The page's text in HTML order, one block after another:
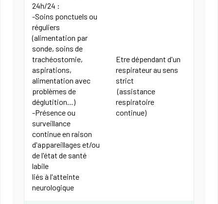
24h/24 :
-Soins ponctuels ou
réguliers
(alimentation par
sonde, soins de
trachéostomie,
aspirations,
alimentation avec
problèmes de
déglutition…)
-Présence ou
surveillance
continue en raison
d'appareillages et/ou
de l'état de santé
labile
liés à l'atteinte
neurologique
Etre dépendant d'un
respirateur au sens
strict
(assistance
respiratoire
continue)